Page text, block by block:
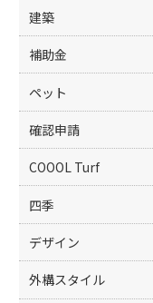
建築
補助金
ペット
確認申請
COOOL Turf
四季
デザイン
外構スタイル